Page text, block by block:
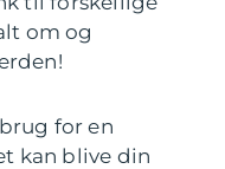
om og
for en
kan blive din